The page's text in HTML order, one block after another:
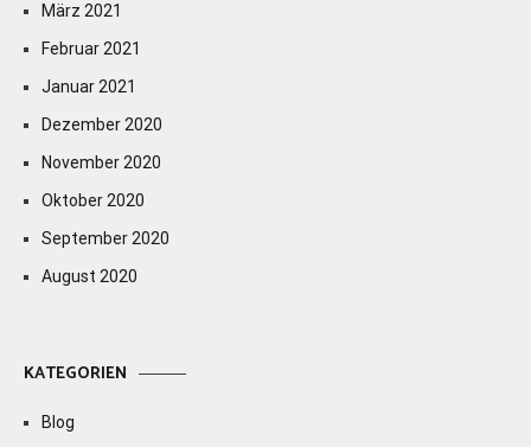
März 2021
Februar 2021
Januar 2021
Dezember 2020
November 2020
Oktober 2020
September 2020
August 2020
KATEGORIEN
Blog